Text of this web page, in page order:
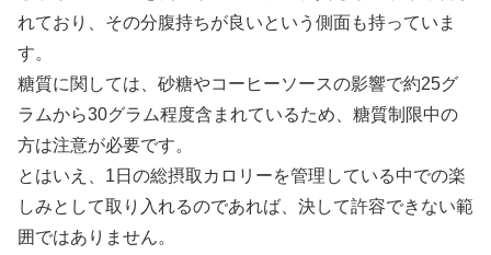
れており、その分腹持ちが良いという側面も持っていま
す。
糖質に関しては、砂糖やコーヒーソースの影響で約25グ
ラムから30グラム程度含まれているため、糖質制限中の
方は注意が必要です。
とはいえ、1日の総摂取カロリーを管理している中での楽
しみとして取り入れるのであれば、決して許容できない範
囲ではありません。